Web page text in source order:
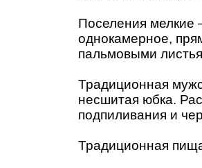
Поселения
однокамерное,
пальмовыми
Традиционная
несшитая юбка.
подпиливания и
Традиционная